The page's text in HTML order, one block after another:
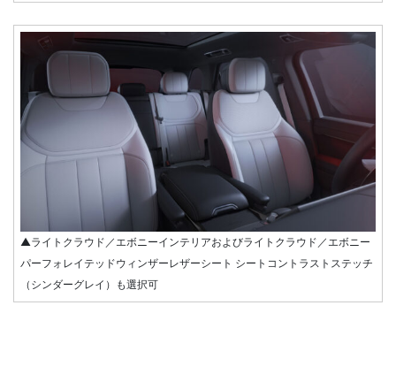
▲ライトクラウド／エボニーインテリアおよびライトクラウド／エボニー
パーフォレイテッドウィンザーレザーシート シートコントラストステッチ
（シンダーグレイ）も選択可